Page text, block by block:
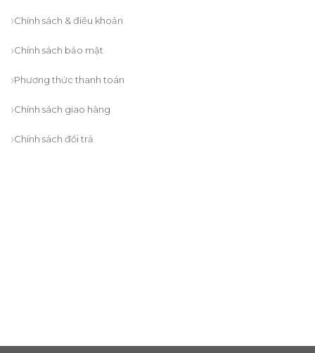
Chính sách & điều khoản
Chính sách bảo mật
Phương thức thanh toán
Chính sách giao hàng
Chính sách đổi trả